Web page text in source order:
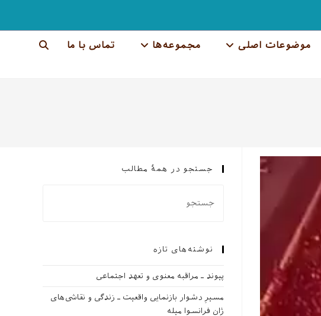
موضوعات اصلی مجموعه‌ها تماس با ما جستجوی
جستجو در همهٔ مطالب
نوشته‌های تازه
پیوند ـ مراقبه‌ معنوی و تعهد اجتماعی
مسیرِ دشوار بازنمایی واقعیت ـ زندگی و نقاشی‌های
ژان فرانسوا میله